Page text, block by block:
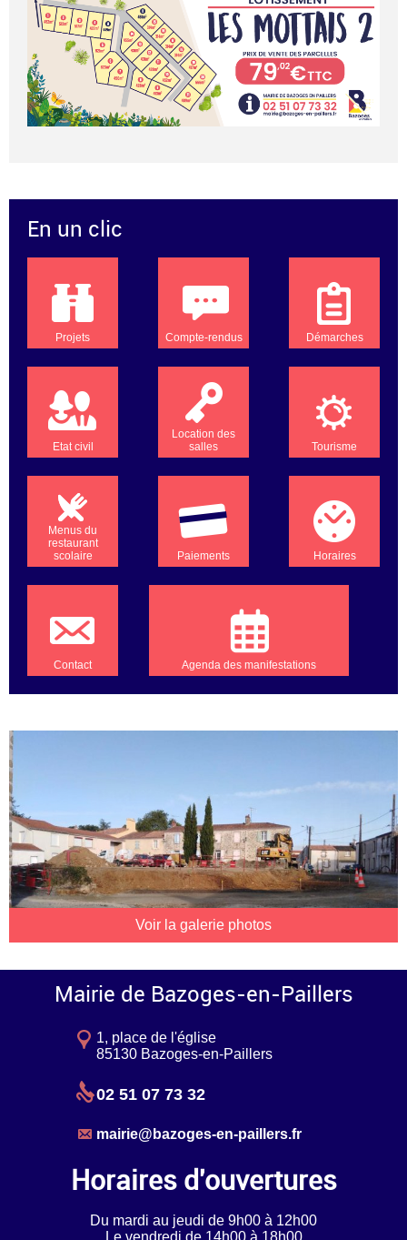
En un clic
Projets Compte-rendus Démarches
Etat civil
Location des
salles
Tourisme
Menus du
restaurant
scolaire
Paiements Horaires
Contact Agenda des manifestations
Voir la galerie photos
Mairie de Bazoges-en-Paillers
1, place de l'église
85130 Bazoges-en-Paillers
02 51 07 73 32
mairie@bazoges-en-paillers.fr
Horaires d'ouvertures
Du mardi au jeudi de 9h00 à 12h00
Le vendredi de 14h00 à 18h00